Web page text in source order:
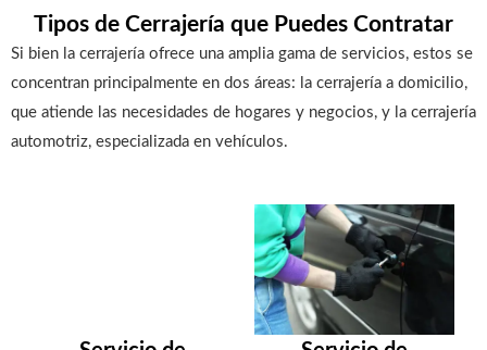
Tipos de Cerrajería que Puedes Contratar
Si bien la cerrajería ofrece una amplia gama de servicios, estos se
concentran principalmente en dos áreas: la cerrajería a domicilio,
que atiende las necesidades de hogares y negocios, y la cerrajería
automotriz, especializada en vehículos.